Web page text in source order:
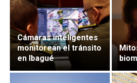
Cámaras inteligentes
monitorean el tránsito
en Ibagué